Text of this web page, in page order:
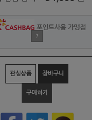
포인트사용 가맹점
?
관심상품 장바구니
구매하기